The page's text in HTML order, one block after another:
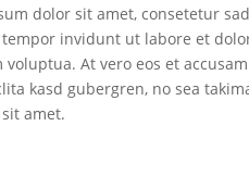
dolor sit amet, consetetur
invidunt ut labore et
At vero eos et
kasd gubergren, no sea
amet.